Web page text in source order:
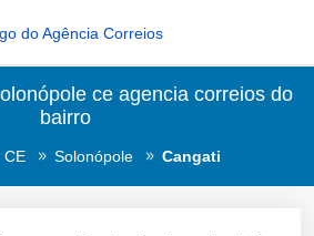
ce agencia correios do
bairro
CE Solonópole Cangati